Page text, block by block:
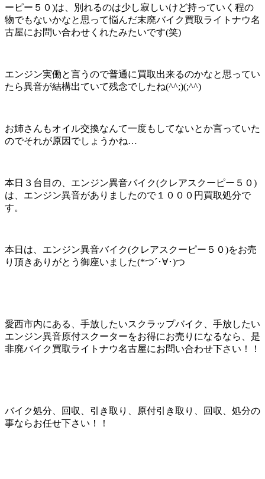
ーピー５０)は、別れるのは少し寂しいけど持っていく程の
物でもないかなと思って悩んだ末廃バイク買取ライトナウ名
古屋にお問い合わせくれたみたいです(笑)
エンジン実働と言うので普通に買取出来るのかなと思ってい
たら異音が結構出ていて残念でしたね(^^;)(;^^)
お姉さんもオイル交換なんて一度もしてないとか言っていた
のでそれが原因でしょうかね…
本日３台目の、エンジン異音バイク(クレアスクーピー５０)
は、エンジン異音がありましたので１０００円買取処分で
す。
本日は、エンジン異音バイク(クレアスクーピー５０)をお売
り頂きありがとう御座いました(*つ´･∀･)つ
愛西市内にある、手放したいスクラップバイク、手放したい
エンジン異音原付スクーターをお得にお売りになるなら、是
非廃バイク買取ライトナウ名古屋にお問い合わせ下さい！！
バイク処分、回収、引き取り、原付引き取り、回収、処分の
事ならお任せ下さい！！